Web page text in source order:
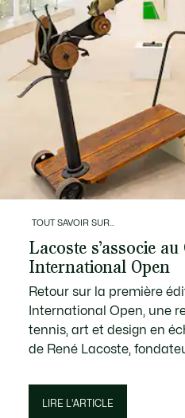
TOUT SAVOIR SUR...
Lacoste s’associe
International Open
Retour sur la première
International Open, une
tennis, art et design en
de René Lacoste,
LIRE L'ARTICLE